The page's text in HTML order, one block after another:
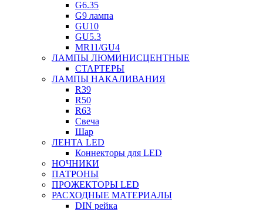
G6.35
G9 лампа
GU10
GU5.3
MR11/GU4
ЛАМПЫ ЛЮМИНИСЦЕНТНЫЕ
СТАРТЕРЫ
ЛАМПЫ НАКАЛИВАНИЯ
R39
R50
R63
Свеча
Шар
ЛЕНТА LED
Коннекторы для LED
НОЧНИКИ
ПАТРОНЫ
ПРОЖЕКТОРЫ LED
РАСХОДНЫЕ МАТЕРИАЛЫ
DIN рейка